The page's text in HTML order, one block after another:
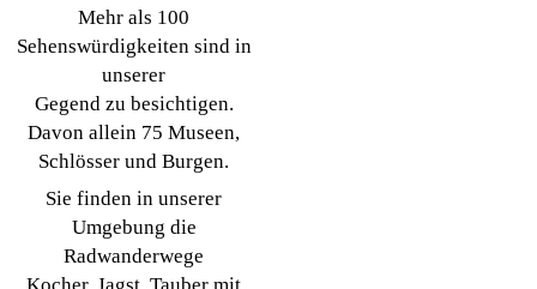
Mehr als 100
Sehenswürdigkeiten sind in
unserer
Gegend zu besichtigen.
Davon allein 75 Museen,
Schlösser und Burgen.
Sie finden in unserer
Umgebung die
Radwanderwege